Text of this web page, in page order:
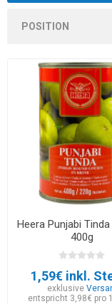
Heera Punjabi Tinda
400g
1,59€ inkl.
exklusive
entspricht 3,98€ pro